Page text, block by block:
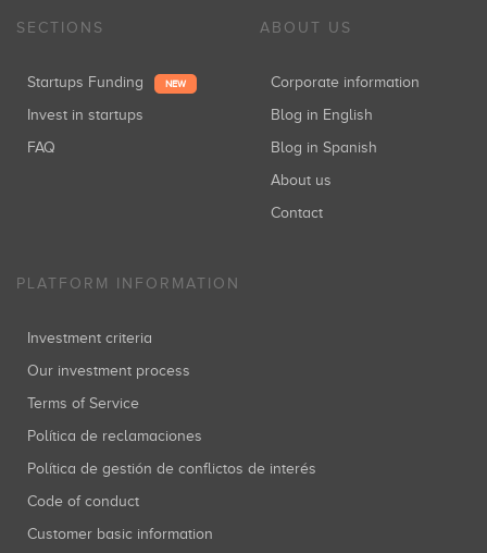
SECTIONS
Startups Funding NEW
Invest in startups
FAQ
ABOUT US
Corporate information
Blog in English
Blog in Spanish
About us
Contact
PLATFORM INFORMATION
Investment criteria
Our investment process
Terms of Service
Política de reclamaciones
Política de gestión de conflictos de interés
Code of conduct
Customer basic information